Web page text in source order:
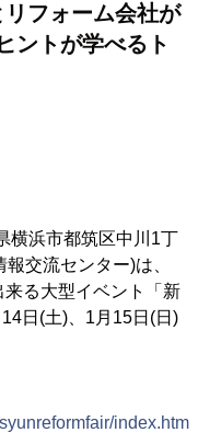
フォーム会社が
トが学べるト
横浜市都筑区中川1丁
交流センター)は、
る大型イベント「新
日(土)、1月15日(日)
index.html